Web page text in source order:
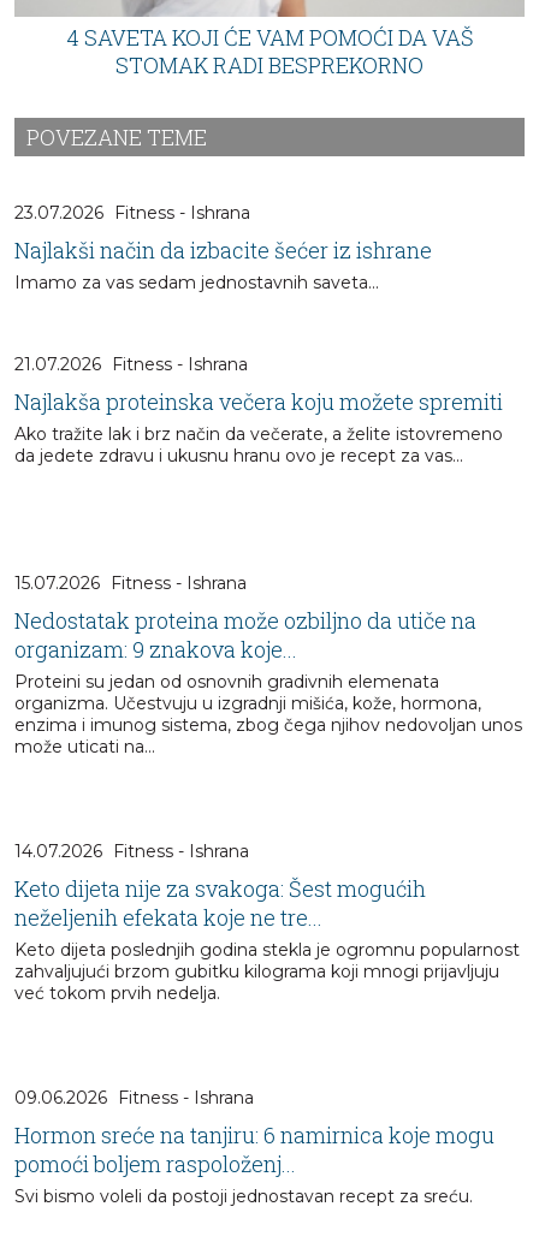
4 SAVETA KOJI ĆE VAM POMOĆI DA VAŠ
STOMAK RADI BESPREKORNO
POVEZANE TEME
23.07.2026 Fitness - Ishrana
Najlakši način da izbacite šećer iz ishrane
Imamo za vas sedam jednostavnih saveta...
21.07.2026 Fitness - Ishrana
Najlakša proteinska večera koju možete spremiti
Ako tražite lak i brz način da večerate, a želite istovremeno
da jedete zdravu i ukusnu hranu ovo je recept za vas...
15.07.2026 Fitness - Ishrana
Nedostatak proteina može ozbiljno da utiče na
organizam: 9 znakova koje...
Proteini su jedan od osnovnih gradivnih elemenata
organizma. Učestvuju u izgradnji mišića, kože, hormona,
enzima i imunog sistema, zbog čega njihov nedovoljan unos
može uticati na...
14.07.2026 Fitness - Ishrana
Keto dijeta nije za svakoga: Šest mogućih
neželjenih efekata koje ne tre...
Keto dijeta poslednjih godina stekla je ogromnu popularnost
zahvaljujući brzom gubitku kilograma koji mnogi prijavljuju
već tokom prvih nedelja.
09.06.2026 Fitness - Ishrana
Hormon sreće na tanjiru: 6 namirnica koje mogu
pomoći boljem raspoloženj...
Svi bismo voleli da postoji jednostavan recept za sreću.